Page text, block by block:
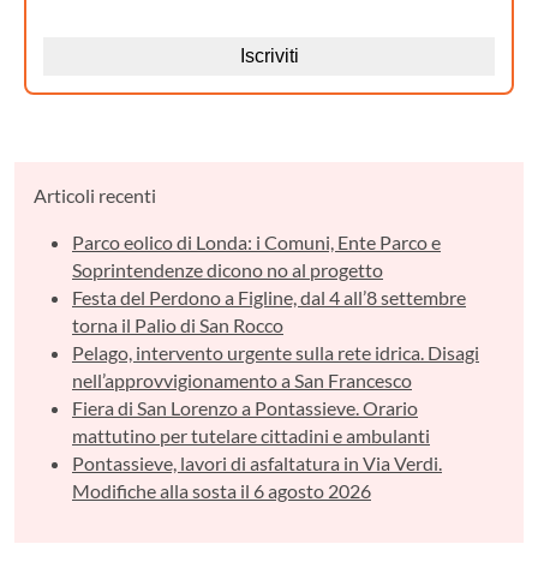
Articoli recenti
Parco eolico di Londa: i Comuni, Ente Parco e
Soprintendenze dicono no al progetto
Festa del Perdono a Figline, dal 4 all’8 settembre
torna il Palio di San Rocco
Pelago, intervento urgente sulla rete idrica. Disagi
nell’approvvigionamento a San Francesco
Fiera di San Lorenzo a Pontassieve. Orario
mattutino per tutelare cittadini e ambulanti
Pontassieve, lavori di asfaltatura in Via Verdi.
Modifiche alla sosta il 6 agosto 2026